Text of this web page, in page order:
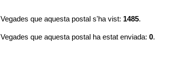
Vegades que aquesta postal s'ha vist: 1485.
Vegades que aquesta postal ha estat enviada: 0.